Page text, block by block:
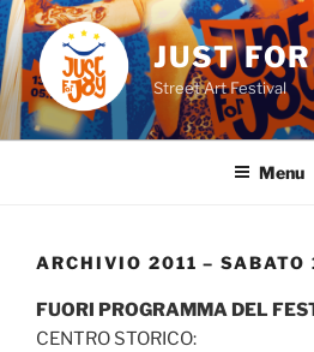
Skip
to
content
JUST
Street Art Festival
Menu
ARCHIVIO 2011 – SABATO
FUORI PROGRAMMA DEL
CENTRO STORICO: